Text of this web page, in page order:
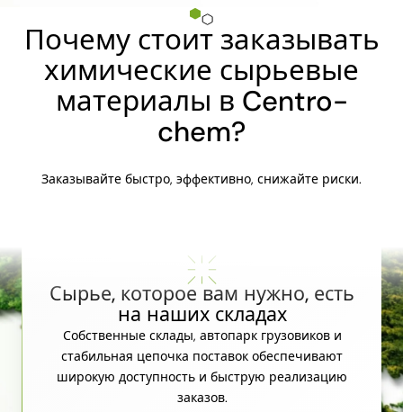
Почему стоит заказывать
химические сырьевые
материалы в Centro-
chem?
Заказывайте быстро, эффективно, снижайте риски.
Сырье, которое вам нужно, есть
на наших складах
Собственные склады, автопарк грузовиков и
стабильная цепочка поставок обеспечивают
широкую доступность и быструю реализацию
заказов.